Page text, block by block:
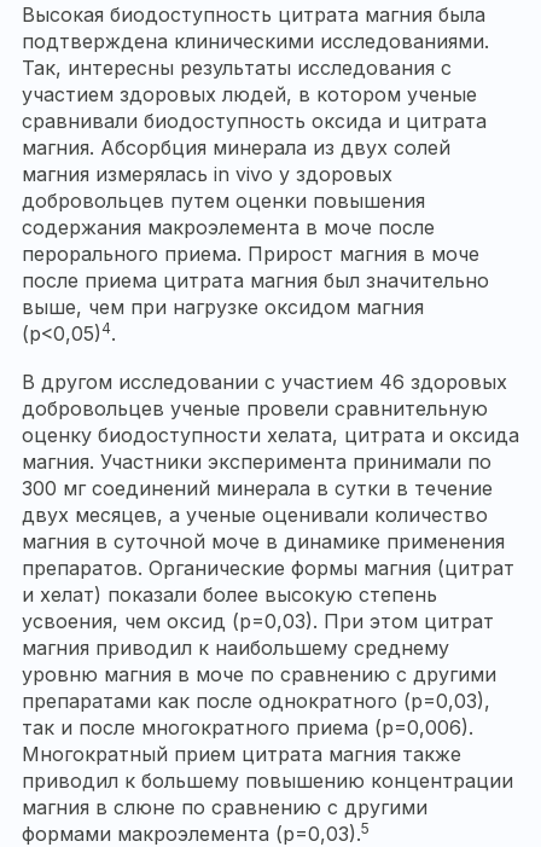
Высокая биодоступность цитрата магния была
подтверждена клиническими исследованиями.
Так, интересны результаты исследования с
участием здоровых людей, в котором ученые
сравнивали биодоступность оксида и цитрата
магния. Абсорбция минерала из двух солей
магния измерялась in vivo у здоровых
добровольцев путем оценки повышения
содержания макроэлемента в моче после
перорального приема. Прирост магния в моче
после приема цитрата магния был значительно
выше, чем при нагрузке оксидом магния
(р<0,05) 4.
В другом исследовании с участием 46 здоровых
добровольцев ученые провели сравнительную
оценку биодоступности хелата, цитрата и оксида
магния. Участники эксперимента принимали по
300 мг соединений минерала в сутки в течение
двух месяцев, а ученые оценивали количество
магния в суточной моче в динамике применения
препаратов. Органические формы магния (цитрат
и хелат) показали более высокую степень
усвоения, чем оксид (р=0,03). При этом цитрат
магния приводил к наибольшему среднему
уровню магния в моче по сравнению с другими
препаратами как после однократного (р=0,03),
так и после многократного приема (р=0,006).
Многократный прием цитрата магния также
приводил к большему повышению концентрации
магния в слюне по сравнению с другими
формами макроэлемента (р=0,03).5